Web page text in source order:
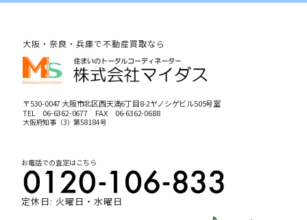
大阪・奈良・兵庫で不動産買取なら
〒530-0047 大阪市北区西天満6丁目8-2ヤノシゲビル505号室
TEL 06-6362-0677FAX 06-6362-0688
大阪府知事（3）第58184号
お電話での査定はこちら
定休日: 火曜日・水曜日